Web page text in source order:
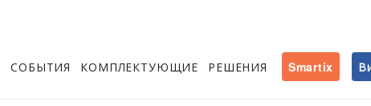
СОБЫТИЯ КОМПЛЕКТУЮЩИЕ РЕШЕНИЯ Smartix